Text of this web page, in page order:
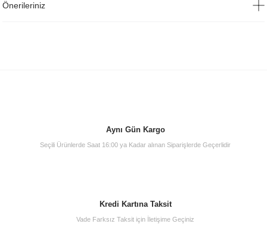
Önerileriniz
Aynı Gün Kargo
Seçili Ürünlerde Saat 16:00 ya Kadar alınan Siparişlerde Geçerlidir
Kredi Kartına Taksit
Vade Farksız Taksit için İletişime Geçiniz